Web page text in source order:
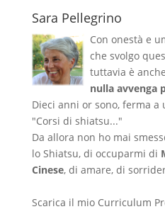
Sara Pellegrino
Con onestà e
che svolgo
tuttavia è
nulla avvenga
Dieci anni or sono, ferma a
"Corsi di shiatsu..."
Da allora non ho mai
lo Shiatsu, di occuparmi di
Cinese, di amare, di
Scarica il mio Curriculum